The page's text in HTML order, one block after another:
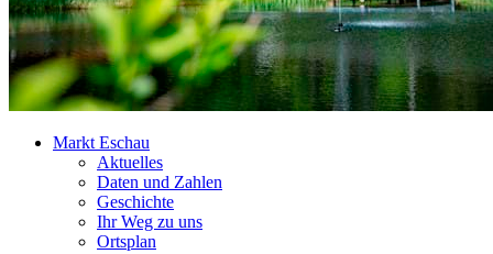
Markt Eschau
Aktuelles
Daten und Zahlen
Geschichte
Ihr Weg zu uns
Ortsplan